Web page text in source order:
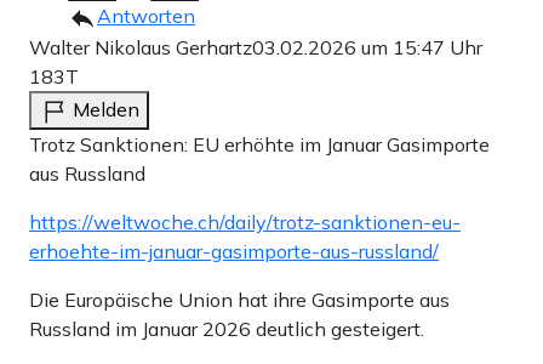
Antworten
Walter Nikolaus Gerhartz03.02.2026 um 15:47 Uhr
183T
Melden
Trotz Sanktionen: EU erhöhte im Januar Gasimporte
aus Russland
https://weltwoche.ch/daily/trotz-sanktionen-eu-
erhoehte-im-januar-gasimporte-aus-russland/
Die Europäische Union hat ihre Gasimporte aus
Russland im Januar 2026 deutlich gesteigert.